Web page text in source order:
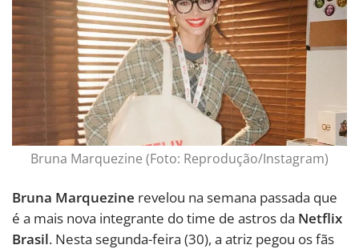
Bruna Marquezine (Foto: Reprodução/Instagram)
Bruna Marquezine revelou na semana passada que
é a mais nova integrante do time de astros da Netflix
Brasil. Nesta segunda-feira (30), a atriz pegou os fãs